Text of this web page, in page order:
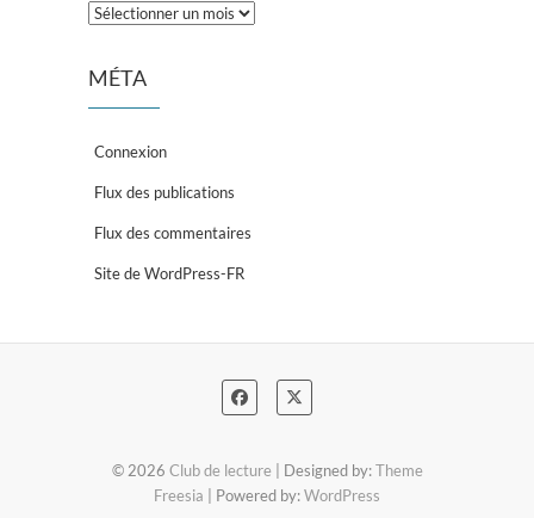
Archives
MÉTA
Connexion
Flux des publications
Flux des commentaires
Site de WordPress-FR
© 2026 Club de lecture | Designed by:Theme
Freesia | Powered by:WordPress